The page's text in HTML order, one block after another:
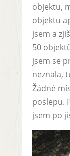
objektu,
objektu
jsem a
50
jsem se
neznala,
Žádné
poslepu.
jsem po